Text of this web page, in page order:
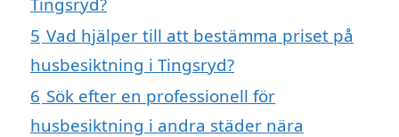
5 Vad hjälper till att bestämma priset på
husbesiktning i Tingsryd?
6 Sök efter en professionell för
husbesiktning i andra städer nära